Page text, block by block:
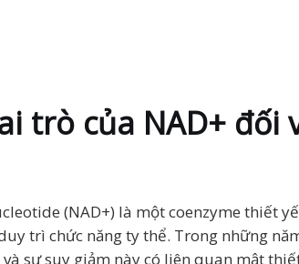
trò của NAD+
(NAD+) là một coenzyme thiết
trì chức năng ty thể. Trong những
sự suy giảm này có liên quan mật